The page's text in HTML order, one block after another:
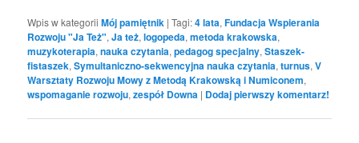
Wpis w kategoriiMój pamiętnik |Tagi:4 lata,Fundacja Wspierania
Rozwoju "Ja Też",Ja też,logopeda,metoda krakowska,
muzykoterapia,nauka czytania,pedagog specjalny,Staszek-
fistaszek,Symultaniczno-sekwencyjna nauka czytania,turnus,V
Warsztaty Rozwoju Mowy z Metodą Krakowską i Numiconem,
wspomaganie rozwoju,zespół Downa | Dodaj pierwszy komentarz!